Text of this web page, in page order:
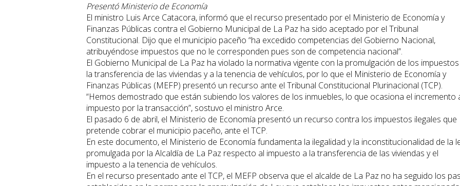
Presentó Ministerio de Economía
El ministro Luis Arce Catacora, informó que el recurso presentado por el Ministerio de Economía y
Finanzas Públicas contra el Gobierno Municipal de La Paz ha sido aceptado por el Tribunal
Constitucional. Dijo que el municipio paceño “ha excedido competencias del Gobierno Nacional,
atribuyéndose impuestos que no le corresponden pues son de competencia nacional”.
El Gobierno Municipal de La Paz ha violado la normativa vigente con la promulgación de los
la transferencia de las viviendas y a la tenencia de vehículos, por lo que el Ministerio de Economía y
Finanzas Públicas (MEFP) presentó un recurso ante el Tribunal Constitucional Plurinacional (TCP).
“Hemos demostrado que están subiendo los valores de los inmuebles, lo que ocasiona el incremento
impuesto por la transacción”, sostuvo el ministro Arce.
El pasado 6 de abril, el Ministerio de Economía presentó un recurso contra los impuestos ilegales que
pretende cobrar el municipio paceño, ante el TCP.
En este documento, el Ministerio de Economía fundamenta la ilegalidad y la inconstitucionalidad de la
promulgada por la Alcaldía de La Paz respecto al impuesto a la transferencia de las viviendas y el
impuesto a la tenencia de vehículos.
En el recurso presentado ante el TCP, el MEFP observa que el alcalde de La Paz no ha seguido los